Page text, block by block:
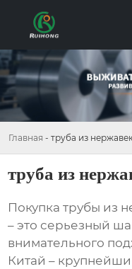
Главная - труба из
труба из
Покупкатрубы из
– это серьезный
внимательного
Китай –